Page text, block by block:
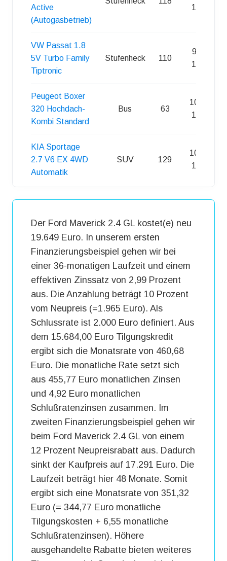
Active
(Autogasbetrieb)
100km
VW Passat 1.8
5V Turbo Family
Tiptronic
Stufenheck 110
9,40 l /
100km
Peugeot Boxer
320 Hochdach-
Kombi Standard
Bus 63
10,60 l /
100km
KIA Sportage
2.7 V6 EX 4WD
Automatik
SUV 129
10,00 l /
100km
Der Ford Maverick 2.4 GL kostet(e) neu
19.649 Euro. In unserem ersten
Finanzierungsbeispiel gehen wir bei
einer 36-monatigen Laufzeit und einem
effektiven Zinssatz von 2,99 Prozent
aus. Die Anzahlung beträgt 10 Prozent
vom Neupreis (=1.965 Euro). Als
Schlussrate ist 2.000 Euro definiert. Aus
dem 15.684,00 Euro Tilgungskredit
ergibt sich die Monatsrate von 460,68
Euro. Die monatliche Rate setzt sich
aus 455,77 Euro monatlichen Zinsen
und 4,92 Euro monatlichen
Schlußratenzinsen zusammen. Im
zweiten Finanzierungsbeispiel gehen wir
beim Ford Maverick 2.4 GL von einem
12 Prozent Neupreisrabatt aus. Dadurch
sinkt der Kaufpreis auf 17.291 Euro. Die
Laufzeit beträgt hier 48 Monate. Somit
ergibt sich eine Monatsrate von 351,32
Euro (= 344,77 Euro monatliche
Tilgungskosten + 6,55 monatliche
Schlußratenzinsen). Höhere
ausgehandelte Rabatte bieten weiteres